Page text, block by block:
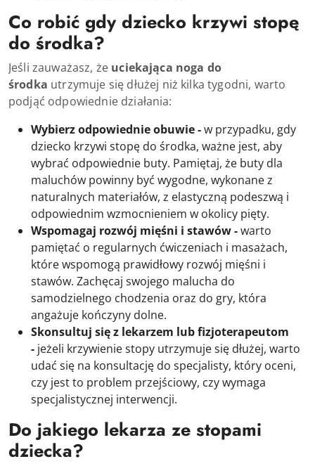
Co robić gdy dziecko krzywi stopę
do środka?
Jeśli zauważasz, że uciekająca noga do
środka utrzymuje się dłużej niż kilka tygodni, warto
podjąć odpowiednie działania:
Wybierz odpowiednie obuwie -w przypadku, gdy
dziecko krzywi stopę do środka, ważne jest, aby
wybrać odpowiednie buty. Pamiętaj, że buty dla
maluchów powinny być wygodne, wykonane z
naturalnych materiałów, z elastyczną podeszwą i
odpowiednim wzmocnieniem w okolicy pięty.
Wspomagaj rozwój mięśni i stawów -warto
pamiętać o regularnych ćwiczeniach i masażach,
które wspomogą prawidłowy rozwój mięśni i
stawów. Zachęcaj swojego malucha do
samodzielnego chodzenia oraz do gry, która
angażuje kończyny dolne.
Skonsultuj się z lekarzem lub fizjoterapeutom
- jeżeli krzywienie stopy utrzymuje się dłużej, warto
udać się na konsultację do specjalisty, który oceni,
czy jest to problem przejściowy, czy wymaga
specjalistycznej interwencji.
Do jakiego lekarza ze stopami
dziecka?